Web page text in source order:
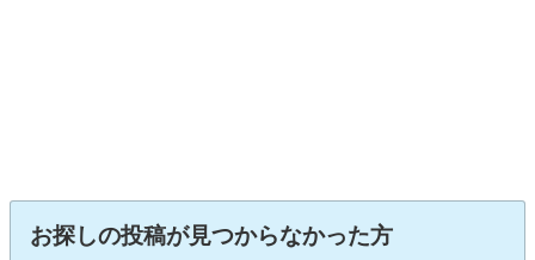
お探しの投稿が見つからなかった方